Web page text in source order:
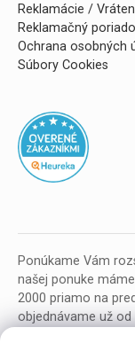
Reklamácie /
Reklamačný
Ochrana osobných
Súbory Cookies
Ponúkame Vám
našej ponuke
2000 priamo na
objednávame už